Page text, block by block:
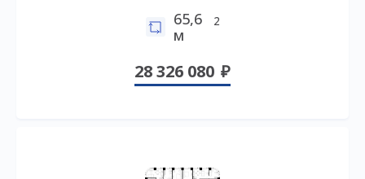
65,6
м
2
28 326 080